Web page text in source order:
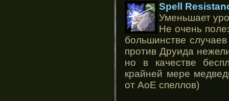
Spell
Уменьшает
Не очень
большинстве
против Друида
но в качестве
крайней мере
от АоЕ спеллов)